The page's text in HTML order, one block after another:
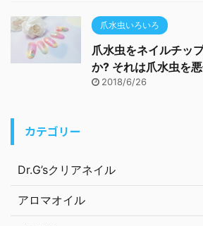
爪水虫いろいろ
爪水虫をネイルチッ
か? それは爪水虫を
2018/6/26
カテゴリー
Dr.G’sクリアネイル
アロマオイル